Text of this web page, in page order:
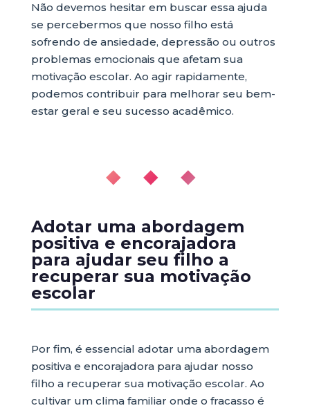
Não devemos hesitar em buscar essa ajuda
se percebermos que nosso filho está
sofrendo de ansiedade, depressão ou outros
problemas emocionais que afetam sua
motivação escolar. Ao agir rapidamente,
podemos contribuir para melhorar seu bem-
estar geral e seu sucesso acadêmico.
◆ ◆ ◆
Adotar uma abordagem
positiva e encorajadora
para ajudar seu filho a
recuperar sua motivação
escolar
Por fim, é essencial adotar uma abordagem
positiva e encorajadora para ajudar nosso
filho a recuperar sua motivação escolar. Ao
cultivar um clima familiar onde o fracasso é